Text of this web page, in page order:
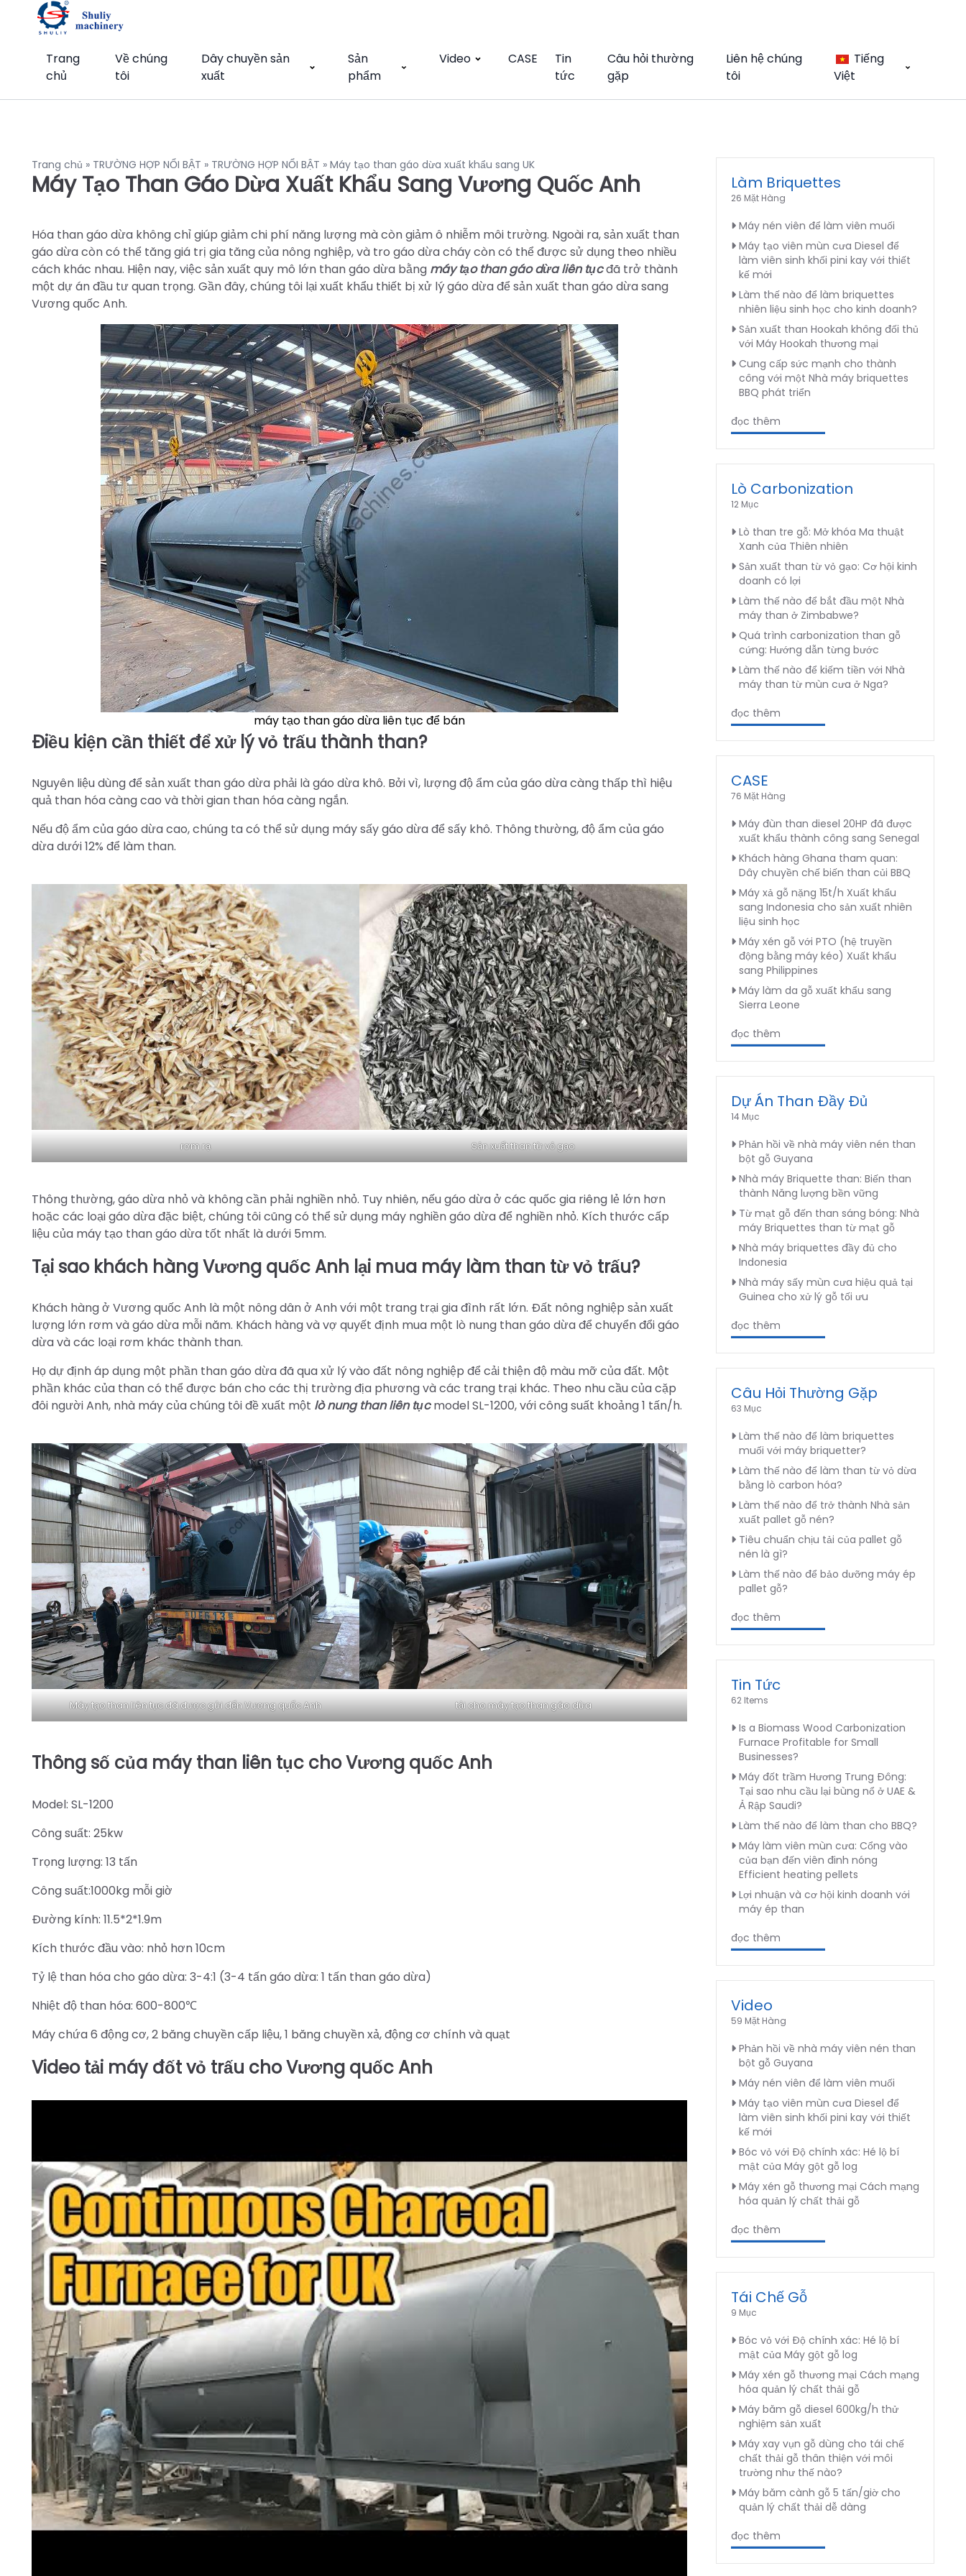
Trang
chủ
Về chúng
tôi
Dây chuyền sản
xuất
Sản
phẩm
Video CASE
Tin
tức
Câu hỏi thường
gặp
Liên hệ chúng
tôi
Tiếng
Việt
Trang chủ » TRƯỜNG HỢP NỔI BẬT » TRƯỜNG HỢP NỔI BẬT » Máy tạo than gáo dừa xuất khẩu sang UK
Máy Tạo Than Gáo Dừa Xuất Khẩu Sang Vương Quốc Anh
Hóa than gáo dừa không chỉ giúp giảm chi phí năng lượng mà còn giảm ô nhiễm môi trường. Ngoài ra, sản xuất than
gáo dừa còn có thể tăng giá trị gia tăng của nông nghiệp, và tro gáo dừa cháy còn có thể được sử dụng theo nhiều
cách khác nhau. Hiện nay, việc sản xuất quy mô lớn than gáo dừa bằng máy tạo than gáo dừa liên tụcđã trở thành
một dự án đầu tư quan trọng. Gần đây, chúng tôi lại xuất khẩu thiết bị xử lý gáo dừa để sản xuất than gáo dừa sang
Vương quốc Anh.
máy tạo than gáo dừa liên tục để bán
Điều kiện cần thiết để xử lý vỏ trấu thành than?
Nguyên liệu dùng để sản xuất than gáo dừa phải là gáo dừa khô. Bởi vì, lượng độ ẩm của gáo dừa càng thấp thì hiệu
quả than hóa càng cao và thời gian than hóa càng ngắn.
Nếu độ ẩm của gáo dừa cao, chúng ta có thể sử dụng máy sấy gáo dừa để sấy khô. Thông thường, độ ẩm của gáo
dừa dưới 12% để làm than.
rơm rạ Sản xuất than từ vỏ gạo
Thông thường, gáo dừa nhỏ và không cần phải nghiền nhỏ. Tuy nhiên, nếu gáo dừa ở các quốc gia riêng lẻ lớn hơn
hoặc các loại gáo dừa đặc biệt, chúng tôi cũng có thể sử dụng máy nghiền gáo dừa để nghiền nhỏ. Kích thước cấp
liệu của máy tạo than gáo dừa tốt nhất là dưới 5mm.
Tại sao khách hàng Vương quốc Anh lại mua máy làm than từ vỏ trấu?
Khách hàng ở Vương quốc Anh là một nông dân ở Anh với một trang trại gia đình rất lớn. Đất nông nghiệp sản xuất
lượng lớn rơm và gáo dừa mỗi năm. Khách hàng và vợ quyết định mua một lò nung than gáo dừa để chuyển đổi gáo
dừa và các loại rơm khác thành than.
Họ dự định áp dụng một phần than gáo dừa đã qua xử lý vào đất nông nghiệp để cải thiện độ màu mỡ của đất. Một
phần khác của than có thể được bán cho các thị trường địa phương và các trang trại khác. Theo nhu cầu của cặp
đôi người Anh, nhà máy của chúng tôi đề xuất một lò nung than liên tụcmodel SL-1200, với công suất khoảng 1 tấn/h.
Máy tạo than liên tục đã được gửi đến Vương quốc Anh tải cho máy tạo than gáo dừa
Thông số của máy than liên tục cho Vương quốc Anh
Model: SL-1200
Công suất: 25kw
Trọng lượng: 13 tấn
Công suất:1000kg mỗi giờ
Đường kính: 11.5*2*1.9m
Kích thước đầu vào: nhỏ hơn 10cm
Tỷ lệ than hóa cho gáo dừa: 3-4:1 (3-4 tấn gáo dừa: 1 tấn than gáo dừa)
Nhiệt độ than hóa: 600-800℃
Máy chứa 6 động cơ, 2 băng chuyền cấp liệu, 1 băng chuyền xả, động cơ chính và quạt
Video tải máy đốt vỏ trấu cho Vương quốc Anh
Làm Briquettes
26 Mặt Hàng
Máy nén viên để làm viên muối
Máy tạo viên mùn cưa Diesel để
làm viên sinh khối pini kay với thiết
kế mới
Làm thế nào để làm briquettes
nhiên liệu sinh học cho kinh doanh?
Sản xuất than Hookah không đối thủ
với Máy Hookah thương mại
Cung cấp sức mạnh cho thành
công với một Nhà máy briquettes
BBQ phát triển
đọc thêm
Lò Carbonization
12 Mục
Lò than tre gỗ: Mở khóa Ma thuật
Xanh của Thiên nhiên
Sản xuất than từ vỏ gạo: Cơ hội kinh
doanh có lợi
Làm thế nào để bắt đầu một Nhà
máy than ở Zimbabwe?
Quá trình carbonization than gỗ
cứng: Hướng dẫn từng bước
Làm thế nào để kiếm tiền với Nhà
máy than từ mùn cưa ở Nga?
đọc thêm
CASE
76 Mặt Hàng
Máy đùn than diesel 20HP đã được
xuất khẩu thành công sang Senegal
Khách hàng Ghana tham quan:
Dây chuyền chế biến than củi BBQ
Máy xả gỗ nặng 15t/h Xuất khẩu
sang Indonesia cho sản xuất nhiên
liệu sinh học
Máy xén gỗ với PTO (hệ truyền
động bằng máy kéo) Xuất khẩu
sang Philippines
Máy làm da gỗ xuất khẩu sang
Sierra Leone
đọc thêm
Dự Án Than Đầy Đủ
14 Mục
Phản hồi về nhà máy viên nén than
bột gỗ Guyana
Nhà máy Briquette than: Biến than
thành Năng lượng bền vững
Từ mạt gỗ đến than sáng bóng: Nhà
máy Briquettes than từ mạt gỗ
Nhà máy briquettes đầy đủ cho
Indonesia
Nhà máy sấy mùn cưa hiệu quả tại
Guinea cho xử lý gỗ tối ưu
đọc thêm
Câu Hỏi Thường Gặp
63 Mục
Làm thế nào để làm briquettes
muối với máy briquetter?
Làm thế nào để làm than từ vỏ dừa
bằng lò carbon hóa?
Làm thế nào để trở thành Nhà sản
xuất pallet gỗ nén?
Tiêu chuẩn chịu tải của pallet gỗ
nén là gì?
Làm thế nào để bảo dưỡng máy ép
pallet gỗ?
đọc thêm
Tin Tức
62 Items
Is a Biomass Wood Carbonization
Furnace Profitable for Small
Businesses?
Máy đốt trầm Hương Trung Đông:
Tại sao nhu cầu lại bùng nổ ở UAE &
Ả Rập Saudi?
Làm thế nào để làm than cho BBQ?
Máy làm viên mùn cưa: Cổng vào
của bạn đến viên đinh nóng
Efficient heating pellets
Lợi nhuận và cơ hội kinh doanh với
máy ép than
đọc thêm
Video
59 Mặt Hàng
Phản hồi về nhà máy viên nén than
bột gỗ Guyana
Máy nén viên để làm viên muối
Máy tạo viên mùn cưa Diesel để
làm viên sinh khối pini kay với thiết
kế mới
Bóc vỏ với Độ chính xác: Hé lộ bí
mật của Máy gột gỗ log
Máy xén gỗ thương mại Cách mạng
hóa quản lý chất thải gỗ
đọc thêm
Tái Chế Gỗ
9 Mục
Bóc vỏ với Độ chính xác: Hé lộ bí
mật của Máy gột gỗ log
Máy xén gỗ thương mại Cách mạng
hóa quản lý chất thải gỗ
Máy băm gỗ diesel 600kg/h thử
nghiệm sản xuất
Máy xay vụn gỗ dùng cho tái chế
chất thải gỗ thân thiện với môi
trường như thế nào?
Máy băm cành gỗ 5 tấn/giờ cho
quản lý chất thải dễ dàng
đọc thêm